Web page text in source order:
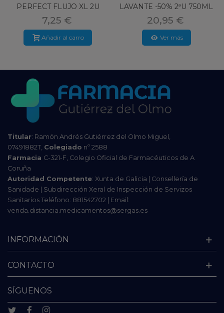
PERFECT FLUJO XL 2U
7,25 €
Añadir al carro
LAVANTE -50% 2ªU 750ML
DUPLO
20,95 €
Ver más
Titular: Ramón Andrés Gutiérrez del Olmo Miguel,
07491882T, Colegiado nº 2588
Farmacia C-321-F, Colegio Oficial de Farmacéuticos de A
Coruña
Autoridad Competente: Xunta de Galicia | Consellería de
Sanidade | Subdirección Xeral de Inspección de Servizos
Sanitarios Teléfono: 881542702 | Email:
venda.distancia.medicamentos@sergas.es
INFORMACIÓN
CONTACTO
SÍGUENOS